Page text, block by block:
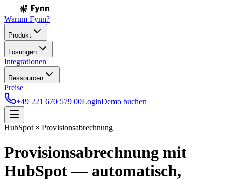
Warum Fynn?
Produkt
Lösungen
Integrationen
Ressourcen
Preise
+49 221 670 579 00LoginDemo buchen
HubSpot × Provisionsabrechnung
Provisionsabrechnung mit
HubSpot — automatisch,